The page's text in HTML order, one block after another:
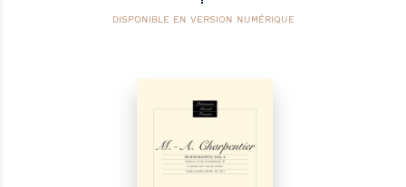
DISPONIBLE EN VERSION NUMÉRIQUE